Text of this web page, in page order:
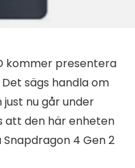
kommer presentera
sägs handla om
nu går under
att den här enheten
4 Gen 2